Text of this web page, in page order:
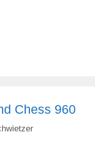
Chess 960